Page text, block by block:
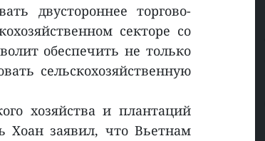
двустороннее торгово-
секторе со
обеспечить не только
сельскохозяйственную
хозяйства и плантаций
заявил, что Вьетнам